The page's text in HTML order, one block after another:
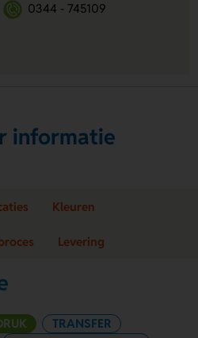
0344 - 745109
informatie
Kleuren
Levering
TRANSFER